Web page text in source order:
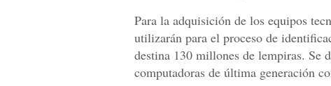
Para la adquisición de los equipos
utilizarán para el proceso de
destina 130 millones de lempiras. Se
computadoras de última generación